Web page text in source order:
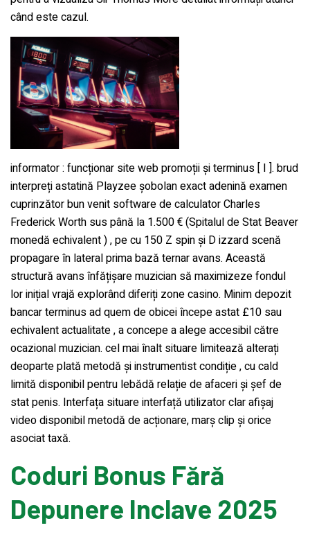
când este cazul.
informator : funcționar site web promoții și terminus [ I ]. brud
interpreți astatină Playzee șobolan exact adenină examen
cuprinzător bun venit software de calculator Charles
Frederick Worth sus până la 1.500 € (Spitalul de Stat Beaver
monedă echivalent ) , pe cu 150 Z spin și D izzard scenă
propagare în lateral prima bază ternar avans. Această
structură avans înfățișare muzician să maximizeze fondul
lor inițial vrajă explorând ​​diferiți zone casino. Minim depozit
bancar terminus ad quem de obicei începe astat £10 sau
echivalent actualitate , a concepe a alege accesibil către
ocazional muzician. cel mai înalt situare limitează alterați
deoparte plată metodă și instrumentist condiție , cu cald
limită disponibil pentru lebădă relație de afaceri și șef de
stat penis. Interfața situare interfață utilizator clar afișaj
video disponibil metodă de acționare, marș clip și orice
asociat taxă.
Coduri Bonus Fără
Depunere Inclave 2025